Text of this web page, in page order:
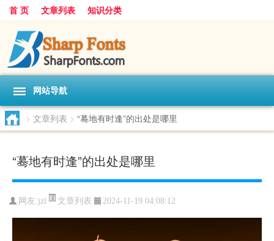
首 页 文章列表 知识分类
网站导航
> 文章列表 > “蓦地有时逢”的出处是哪里
“蓦地有时逢”的出处是哪里
网友:jzl 文章列表 2024-11-19 04:08:12